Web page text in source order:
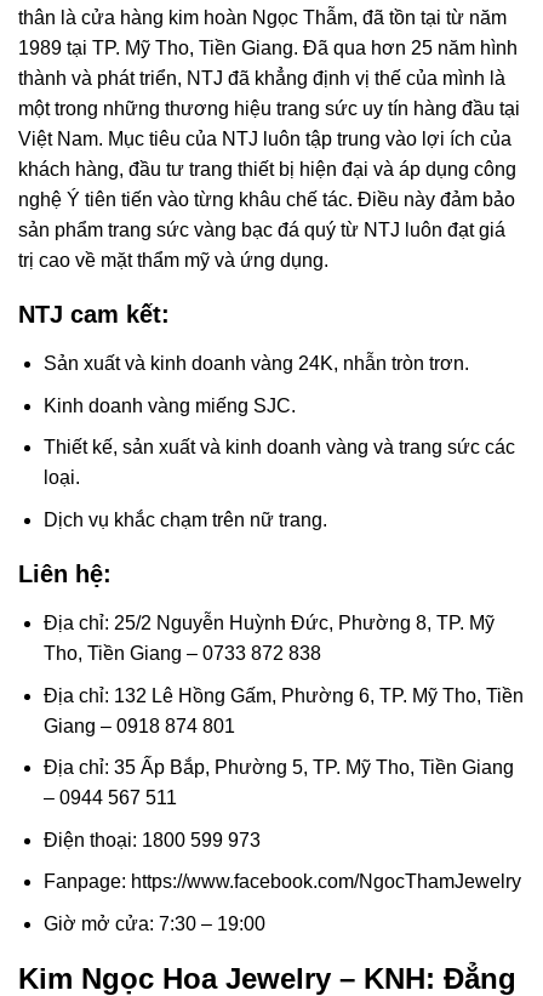
thân là cửa hàng kim hoàn Ngọc Thẫm, đã tồn tại từ năm
1989 tại TP. Mỹ Tho, Tiền Giang. Đã qua hơn 25 năm hình
thành và phát triển, NTJ đã khẳng định vị thế của mình là
một trong những thương hiệu trang sức uy tín hàng đầu tại
Việt Nam. Mục tiêu của NTJ luôn tập trung vào lợi ích của
khách hàng, đầu tư trang thiết bị hiện đại và áp dụng công
nghệ Ý tiên tiến vào từng khâu chế tác. Điều này đảm bảo
sản phẩm trang sức vàng bạc đá quý từ NTJ luôn đạt giá
trị cao về mặt thẩm mỹ và ứng dụng.
NTJ cam kết:
Sản xuất và kinh doanh vàng 24K, nhẫn tròn trơn.
Kinh doanh vàng miếng SJC.
Thiết kế, sản xuất và kinh doanh vàng và trang sức các
loại.
Dịch vụ khắc chạm trên nữ trang.
Liên hệ:
Địa chỉ: 25/2 Nguyễn Huỳnh Đức, Phường 8, TP. Mỹ
Tho, Tiền Giang – 0733 872 838
Địa chỉ: 132 Lê Hồng Gấm, Phường 6, TP. Mỹ Tho, Tiền
Giang – 0918 874 801
Địa chỉ: 35 Ấp Bắp, Phường 5, TP. Mỹ Tho, Tiền Giang
– 0944 567 511
Điện thoại: 1800 599 973
Fanpage: https://www.facebook.com/NgocThamJewelry
Giờ mở cửa: 7:30 – 19:00
Kim Ngọc Hoa Jewelry – KNH: Đẳng